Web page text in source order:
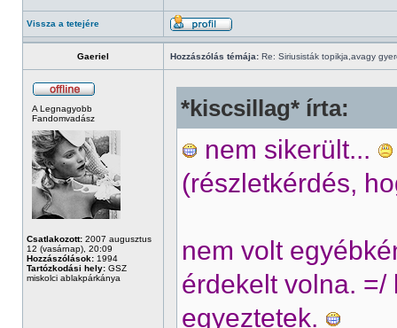
Vissza a tetejére
Gaeriel Hozzászólás témája: Re: Siriusisták topikja,avagy
A Legnagyobb
Fandomvadász
Csatlakozott: 2007 augusztus
12 (vasárnap), 20:09
Hozzászólások: 1994
Tartózkodási hely: GSZ
miskolci ablakpárkánya
*kiscsillag* írta:
nem sikerült...
(részletkérdés,
nem volt
érdekelt volna.
egyeztetek.